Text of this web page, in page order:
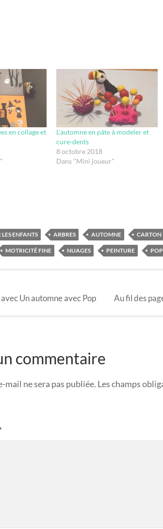
en collage et
L’automne en pâte à modeler et
cure-dents
8 octobre 2018
Dans "Mini joueur"
ENFANTS ARBRES AUTOMNE CARTON
MOTRICITÉ FINE NUAGES PEINTURE POP
Un automne avec Pop Au fil des
commentaire
mail ne sera pas publiée. Les champs